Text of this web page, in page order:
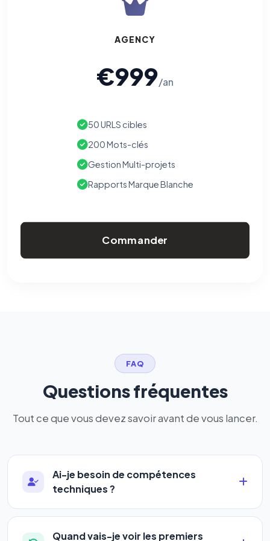
AGENCY
€999/an
50 URLS cibles
200 Mots-clés
Gestion Multi-projets
Rapports Marque Blanche
Commander
FAQ
Questions fréquentes
Tout ce que vous devez savoir avant de vous lancer.
Ai-je besoin de compétences
techniques ?
Absolument pas. Notre logiciel a été conçu pour
être accessible àtous les profils: artisans,
Quand vais-je voir les premiers